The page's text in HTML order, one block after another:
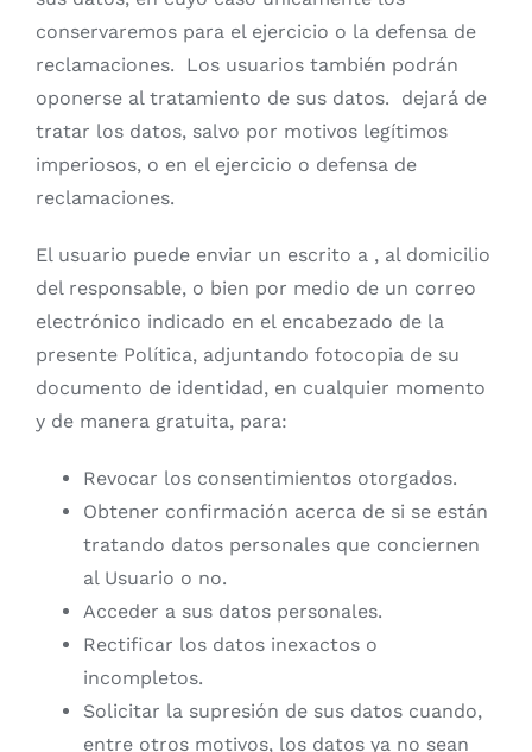
conservaremos para el ejercicio o la defensa de
reclamaciones. Los usuarios también podrán
oponerse al tratamiento de sus datos.
dejará de
tratar los datos, salvo por motivos legítimos
imperiosos, o en el ejercicio o defensa de
reclamaciones.
El usuario puede enviar un escrito a , al domicilio
del responsable, o bien por medio de un correo
electrónico indicado en el encabezado de la
presente Política, adjuntando fotocopia de su
documento de identidad, en cualquier momento
y de manera gratuita, para:
Revocar los consentimientos otorgados.
Obtener confirmación acerca de si se están
tratando datos personales que conciernen
al Usuario o no.
Acceder a sus datos personales.
Rectificar los datos inexactos o
incompletos.
Solicitar la supresión de sus datos cuando,
entre otros motivos, los datos ya no sean